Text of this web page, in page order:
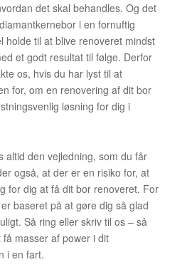
det skal behandles. Og det
i en fornuftig
holde til at blive renoveret mindst
et godt resultat til følge. Derfor
os, hvis du har lyst til at
for, om en renovering af dit bor
løsning for dig i
altid den vejledning, som du får
også, at der er en risiko for, at
for dig at få dit bor renoveret. For
baseret på at gøre dig så glad
Så ring eller skriv til os – så
masser af power i dit
i en fart.